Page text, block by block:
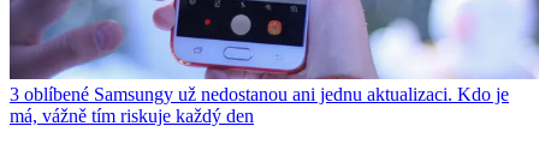
3 oblíbené Samsungy už nedostanou ani jednu aktualizaci. Kdo je
má, vážně tím riskuje každý den